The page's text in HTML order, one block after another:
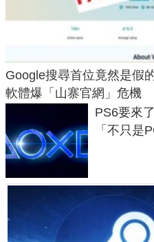
Google搜尋首位竟然是假
軟體爆「山寨官網」危機
PS6要來
「不只是